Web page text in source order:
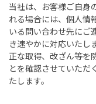
当社は、お客様ご自身
れる場合には、個人情
いる問い合わせ先にご
き速やかに対応いたし
正な取得、改ざん等を
とを確認させていただ
たします。